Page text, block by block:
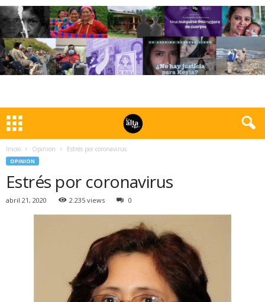
Inicio Opinion Estrés por coronavirus
OPINION
Estrés por coronavirus
abril 21, 2020 2.235 views 0